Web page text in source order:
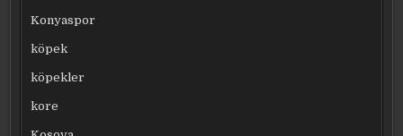
Konyaspor
köpek
köpekler
kore